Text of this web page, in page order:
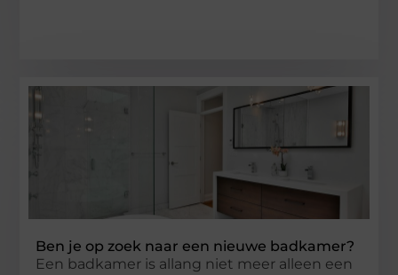
Ben je op zoek naar een nieuwe badkamer?
Een badkamer is allang niet meer alleen een